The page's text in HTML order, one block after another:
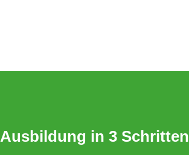
Ausbildung in 3 Schritten